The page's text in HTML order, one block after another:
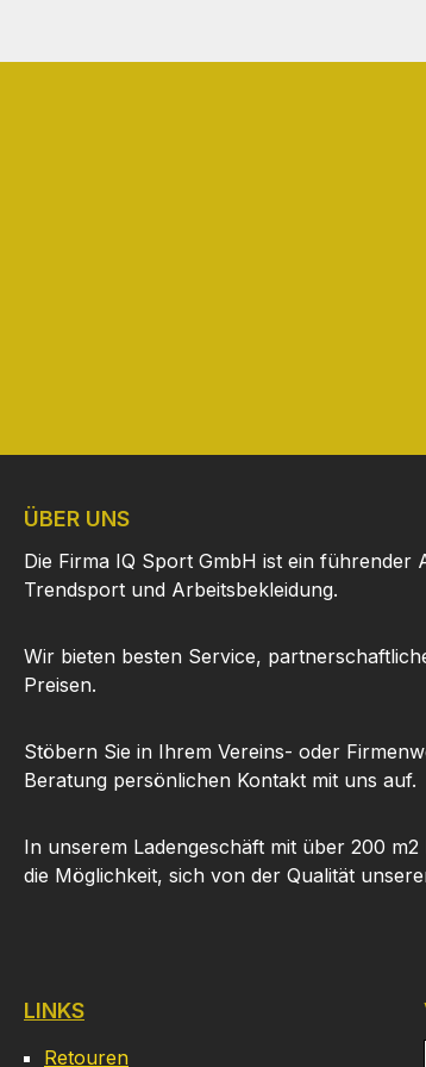
ÜBER UNS
Die Firma IQ Sport GmbH ist ein führender
Trendsport und Arbeitsbekleidung.
Wir bieten besten Service,
Preisen.
Stöbern Sie in Ihrem Vereins- oder
Beratung persönlichen Kontakt mit uns auf.
In unserem Ladengeschäft mit über 200
die Möglichkeit, sich von der Qualität
LINKS
Retouren